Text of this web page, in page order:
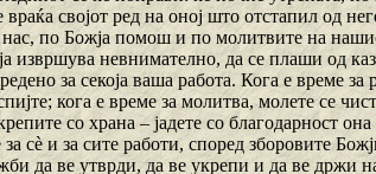
враќа својот ред на оној што отстапил од
по Божја помош и по молитвите на
извршува невнимателно, да се плаши од
за секоја ваша работа. Кога е време
кога е време за молитва, молете се
со храна – јадете со благодарност
сѐ и за сите работи, според зборовите
да ве утврди, да ве укрепи и да ве држи